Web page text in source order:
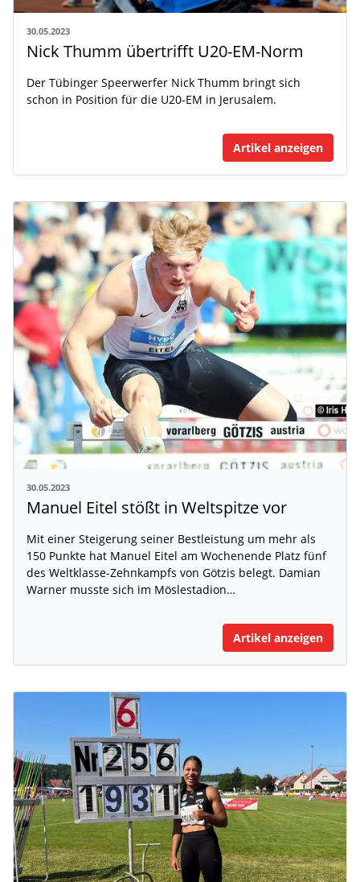
30.05.2023
Nick Thumm übertrifft U20-EM-Norm
Der Tübinger Speerwerfer Nick Thumm bringt sich
schon in Position für die U20-EM in Jerusalem.
Artikel anzeigen
30.05.2023
Manuel Eitel stößt in Weltspitze vor
Mit einer Steigerung seiner Bestleistung um mehr als
150 Punkte hat Manuel Eitel am Wochenende Platz fünf
des Weltklasse-Zehnkampfs von Götzis belegt. Damian
Warner musste sich im Möslestadion…
Artikel anzeigen